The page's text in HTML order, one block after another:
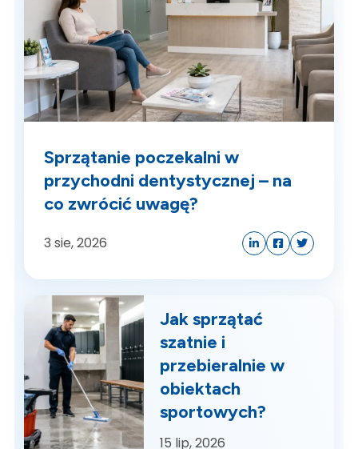
Sprzątanie poczekalni w
przychodni dentystycznej – na
co zwrócić uwagę?
3 sie, 2026
Jak sprzątać
szatnie i
przebieralnie w
obiektach
sportowych?
15 lip, 2026